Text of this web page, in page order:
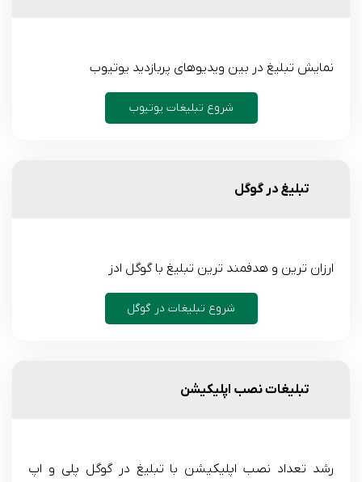
نمایش تبلیغ در بین ویدیوهای پربازدید یوتیوب
شروع تبلیغات یوتیوب
تبلیغ در گوگل
ارزان ترین و هدفمند ترین تبلیغ با گوگل ادز
شروع تبلیغات در گوگل
تبلیغات نصب اپلیکیشن
رشد تعداد نصب اپلیکیشن با تبلیغ در گوگل پلی و اپ